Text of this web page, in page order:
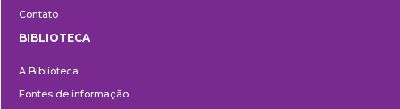
Contato
BIBLIOTECA
A Biblioteca
Fontes de informação